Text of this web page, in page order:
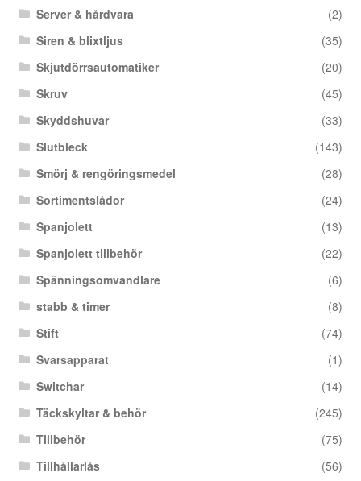
Server & hårdvara
(2)
Siren & blixtljus
(35)
Skjutdörrsautomatiker
(20)
Skruv
(45)
Skyddshuvar
(33)
Slutbleck
(143)
Smörj & rengöringsmedel
(28)
Sortimentslådor
(24)
Spanjolett
(13)
Spanjolett tillbehör
(22)
Spänningsomvandlare
(6)
stabb & timer
(8)
Stift
(74)
Svarsapparat
(1)
Switchar
(14)
Täckskyltar & behör
(245)
Tillbehör
(75)
Tillhållarlås
(56)